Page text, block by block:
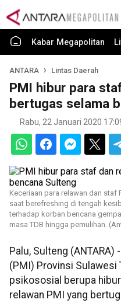
Kabar Megapolitan
ANTARA Lintas Daerah
PMI hibur para
bertugas selama
Rabu, 22 Januari 2020
Keceriaan para relawan dan staf
saat berefreshing di tengah
terhadap korban bencana
masa TDB hingga pemulihan.
Palu, Sulteng
(PMI) Provinsi Sulawesi
psikososial berupa
relawan PMI yang